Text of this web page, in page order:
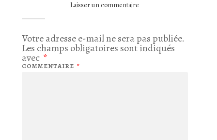
Laisser un commentaire
Votre adresse e-mail ne sera pas publiée.
Les champs obligatoires sont indiqués
avec *
COMMENTAIRE *